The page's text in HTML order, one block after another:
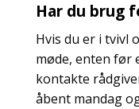
Har du brug
Hvis du er i tvivl
møde, enten før
kontakte
åbent mandag